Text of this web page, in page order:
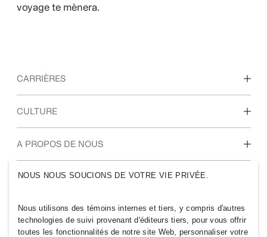
voyage te mènera.
CARRIÈRES
Nos métiers
CULTURE
Notre culture, nos valeurs et nos avantages
A PROPOS DE NOUS
Développement
Durable
Inclusion et diversité
H&GROUPE M
Nous connaître
NOUS NOUS SOUCIONS DE VOTRE VIE PRIVÉE.
Nous utilisons des témoins internes et tiers, y compris d'autres
technologies de suivi provenant d'éditeurs tiers, pour vous offrir
toutes les fonctionnalités de notre site Web, personnaliser votre